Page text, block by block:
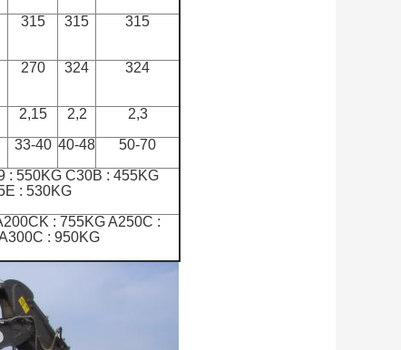
315 315 315
270 324 324
2,15 2,2
2,3
33-40 40-48
50-70
: 550KG C30B : 455KG
: 530KG
: 755KG A250C :
: 950KG